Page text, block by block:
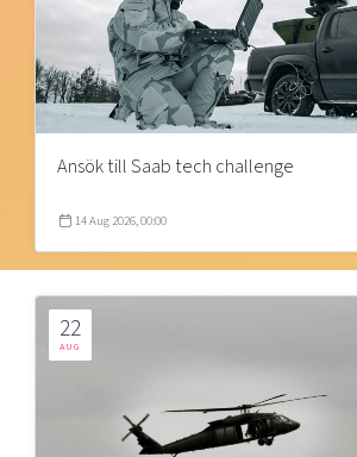
Ansök till Saab tech challenge
14 Aug 2026, 00:00
22
AUG